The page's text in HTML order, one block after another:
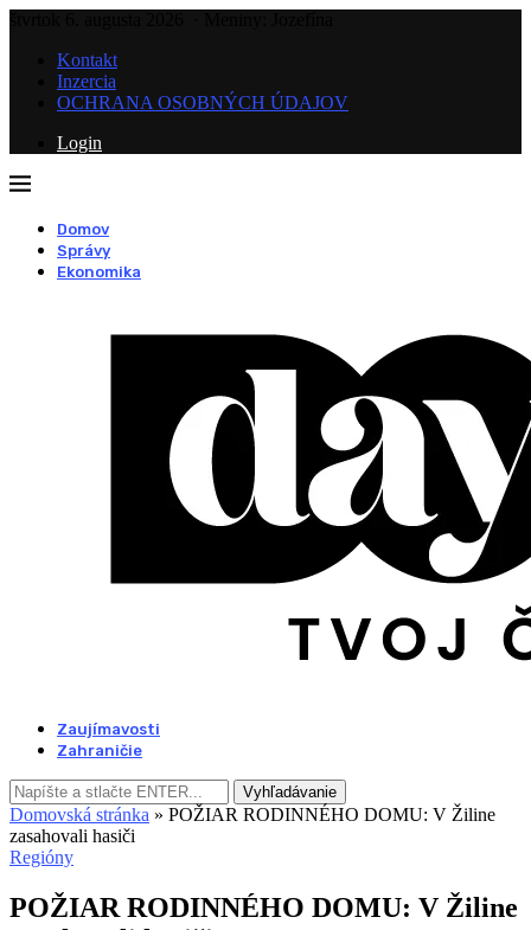
Kontakt
Inzercia
OCHRANA OSOBNÝCH ÚDAJOV
Login
Domov
Správy
Ekonomika
Zaujímavosti
Zahraničie
Vyhľadávanie
Domovská stránka » POŽIAR RODINNÉHO DOMU: V Žiline
zasahovali hasiči
Regióny
POŽIAR RODINNÉHO DOMU: V Žiline